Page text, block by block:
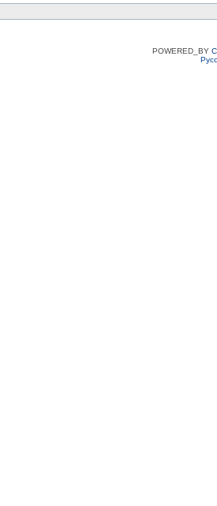
POWERED_BY